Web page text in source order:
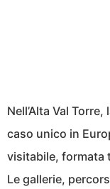
Nell’Alta Val Torre,
caso unico in
visitabile, formata
Le gallerie,